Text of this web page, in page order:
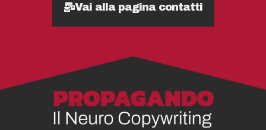
Vai alla pagina contatti